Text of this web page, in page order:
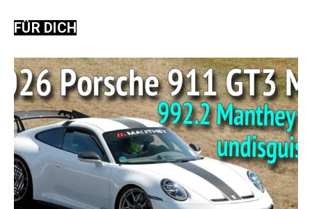
FÜR DICH